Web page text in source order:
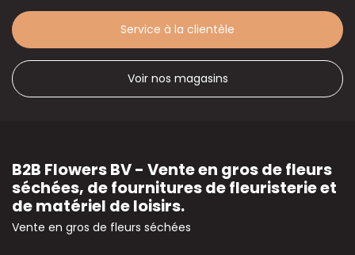
Service à la clientèle
Voir nos magasins
B2B Flowers BV - Vente en gros de fleurs
séchées, de fournitures de fleuristerie et
de matériel de loisirs.
Vente en gros de fleurs séchées